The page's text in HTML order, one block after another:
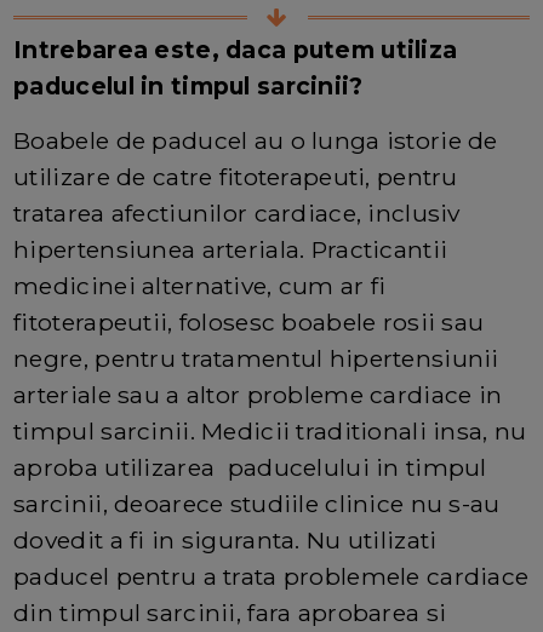
Intrebarea este, daca putem utiliza
paducelul in timpul sarcinii?
Boabele de paducel au o lunga istorie de
utilizare de catre fitoterapeuti, pentru
tratarea afectiunilor cardiace, inclusiv
hipertensiunea arteriala. Practicantii
medicinei alternative, cum ar fi
fitoterapeutii, folosesc boabele rosii sau
negre, pentru tratamentul hipertensiunii
arteriale sau a altor probleme cardiace in
timpul sarcinii. Medicii traditionali insa, nu
aproba utilizarea paducelului in timpul
sarcinii, deoarece studiile clinice nu s-au
dovedit a fi in siguranta. Nu utilizati
paducel pentru a trata problemele cardiace
din timpul sarcinii, fara aprobarea si